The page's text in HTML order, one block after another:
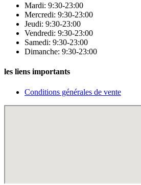
Mardi: 9:30-23:00
Mercredi: 9:30-23:00
Jeudi: 9:30-23:00
Vendredi: 9:30-23:00
Samedi: 9:30-23:00
Dimanche: 9:30-23:00
les liens importants
Conditions générales de vente